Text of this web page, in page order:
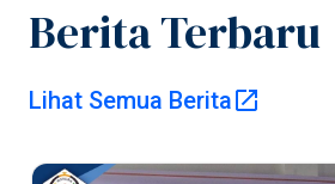
Pusat
Berita Terbaru
Lihat Semua Berita